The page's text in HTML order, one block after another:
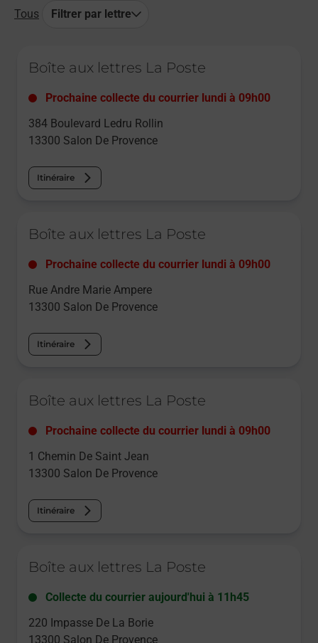
Tous Filtrer par lettre
Boîte aux lettres La Poste
Prochaine collecte du courrier lundi à 09h00
384 Boulevard Ledru Rollin
13300 Salon De Provence
Itinéraire
Boîte aux lettres La Poste
Prochaine collecte du courrier lundi à 09h00
Rue Andre Marie Ampere
13300 Salon De Provence
Itinéraire
Boîte aux lettres La Poste
Prochaine collecte du courrier lundi à 09h00
1 Chemin De Saint Jean
13300 Salon De Provence
Itinéraire
Boîte aux lettres La Poste
Collecte du courrier aujourd'hui à 11h45
220 Impasse De La Borie
13300 Salon De Provence